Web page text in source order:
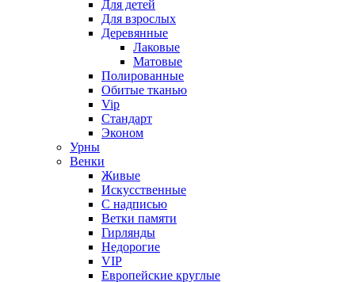
Для детей
Для взрослых
Деревянные
Лаковые
Матовые
Полированные
Обитые тканью
Vip
Стандарт
Эконом
Урны
Венки
Живые
Искусственные
С надписью
Ветки памяти
Гирлянды
Недорогие
VIP
Европейские круглые